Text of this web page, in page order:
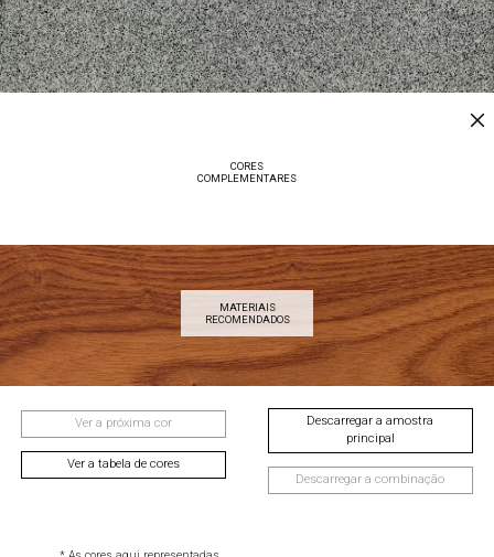
CORES
COMPLEMENTARES
MATERIAIS
RECOMENDADOS
Ver a próxima cor
Ver a tabela de cores
Descarregar a amostra
principal
Descarregar a combinação